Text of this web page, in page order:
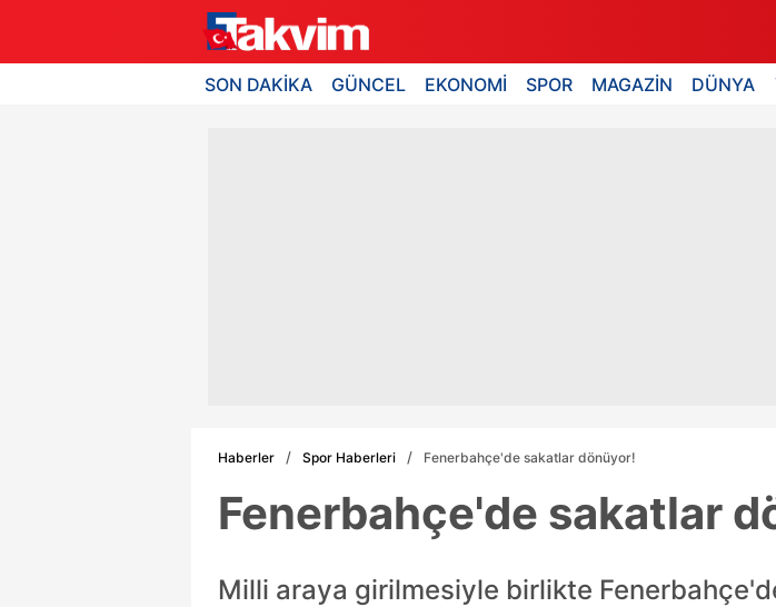
SON DAKİKA GÜNCEL EKONOMİ SPOR MAGAZİN DÜNYA
Haberler Spor Haberleri Fenerbahçe'de sakatlar dönüyor!
Fenerbahçe'de sakatlar
Milli araya girilmesiyle birlikte